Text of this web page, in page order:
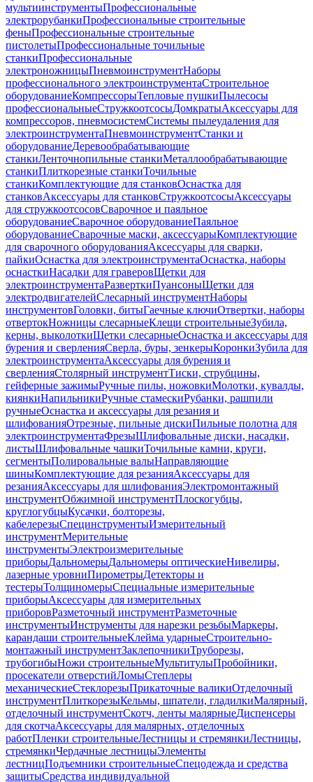
мультиинструментыПрофессиональные
электрорубанкиПрофессиональные строительные
феныПрофессиональные строительные
пистолетыПрофессиональные точильные
станкиПрофессиональные
электроножницыПневмоинструментНаборы
профессионального электроинструментаСтроительное
оборудованиеКомпрессорыТепловые пушкиПылесосы
профессиональныеСтружкоотсосыДомкратыАксессуары для
компрессоров, пневмосистемСистемы пылеудаления для
электроинструментаПневмоинструментСтанки и
оборудованиеДеревообрабатывающие
станкиЛенточнопильные станкиМеталлообрабатывающие
станкиПлиткорезные станкиТочильные
станкиКомплектующие для станковОснастка для
станковАксессуары для станковСтружкоотсосыАксессуары
для стружкоотсосовСварочное и паяльное
оборудованиеСварочное оборудованиеПаяльное
оборудованиеСварочные маски, аксессуарыКомплектующие
для сварочного оборудованияАксессуары для сварки,
пайкиОснастка для электроинструментаОснастка, наборы
оснасткиНасадки для граверовЩетки для
электроинструментаРазверткиПуансоныЩетки для
электродвигателейСлесарный инструментНаборы
инструментовГоловки, битыГаечные ключиОтвертки, наборы
отвертокНожницы слесарныеКлещи строительныеЗубила,
керны, выколоткиЩетки слесарныеОснастка и аксессуары для
бурения и сверленияСверла, буры, зенкерыКоронкиЗубила для
электроинструментаАксессуары для бурения и
сверленияСтолярный инструментТиски, струбцины,
гейферные зажимыРучные пилы, ножовкиМолотки, кувалды,
киянкиНапильникиРучные стамескиРубанки, рашпили
ручныеОснастка и аксессуары для резания и
шлифованияОтрезные, пильные дискиПильные полотна для
электроинструментаФрезыШлифовальные диски, насадки,
листыШлифовальные чашкиТочильные камни, круги,
сегментыПолировальные валыНаправляющие
шиныКомплектующие для резанияАксессуары для
резанияАксессуары для шлифованияЭлектромонтажный
инструментОбжимной инструментПлоскогубцы,
круглогубцыКусачки, болторезы,
кабелерезыСпецинструментыИзмерительный
инструментМерительные
инструментыЭлектроизмерительные
приборыДальномерыДальномеры оптическиеНивелиры,
лазерные уровниПирометрыДетекторы и
тестерыТолщиномерыСпециальные измерительные
приборыАксессуары для измерительных
приборовРазметочный инструментРазметочные
инструментыИнструменты для нарезки резьбыМаркеры,
карандаши строительныеКлейма ударныеСтроительно-
монтажный инструментЗаклепочникиТруборезы,
трубогибыНожи строительныеМультитулыПробойники,
просекатели отверстийЛомыСтеплеры
механическиеСтеклорезыПрикаточные валикиОтделочный
инструментПлиткорезыКельмы, шпатели, гладилкиМалярный,
отделочный инструментСкотч, ленты малярныеДиспенсеры
для скотчаАксессуары для малярных, отделочных
работПленки строительныеЛестницы и стремянкиЛестницы,
стремянкиЧердачные лестницыЭлементы
лестницПодъемники строительныеСпецодежда и средства
защитыСредства индивидуальной